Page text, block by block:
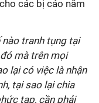
các bị cáo nắm
tranh tụng tại
mà trên mọi
lại có việc là nhận
tại sao lại chia
tạp, cần phải